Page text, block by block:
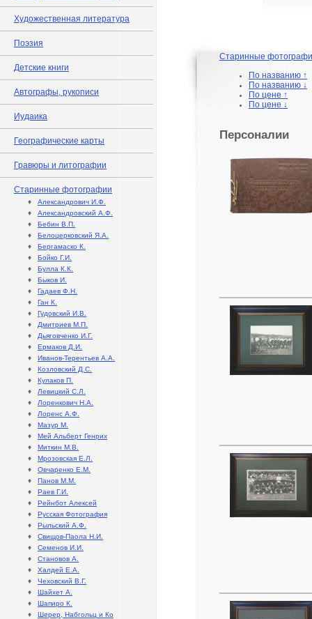
Художественная литература
Поэзия
Детские книги
Автографы, рукописи
Иудаика
Географические карты
Гравюры и литографии
Старинные фотографии
♦ Александрович И.Ф.
♦ Александровский А.Ф.
♦ Бебин В.П.
♦ Белоцерковский Я.А.
♦ Бергамаско К.
♦ Бойко Г.И.
♦ Булла К.К.
♦ Быков И.
♦ Гадаев Ф.Н.
♦ Ган К.
♦ Гудовский И.В.
♦ Дмитриев М.П.
♦ Дьяговченко И.Г.
♦ Ермаков Д.И.
♦ Иванов-Терентьев А.А.
♦ Козловский Д.С.
♦ Кулаков П.
♦ Левицкий С.Л.
♦ Лоренкович Н.А.
♦ Лоренс А.Ф.
♦ Мазур М.
♦ Мей Альберт Генрих
♦ Миткин М.В.
♦ Мрозовская Е.Л.
♦ Овчаренко Е.М.
♦ Панов М.М.
♦ Раев Г.И.
♦ Рейнбот Алексей
♦ Русская Фотография
♦ Рыльский А.Ф.
♦ Свищов-Паола Н.И.
♦ Семенов И.И.
♦ Становов А.
♦ Халдей Е.А.
♦ Чеховский В.Г.
♦ Шайхет А.
♦ Шапиро К.
♦ Шерер, Набгольц и Ко
Старинные
По названию ↑
По названию ↓
По цене ↑
По цене ↓
Персоналии